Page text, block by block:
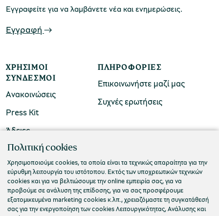
Εγγραφείτε για να λαμβάνετε νέα και ενημερώσεις.
Εγγραφή
ΧΡΉΣΙΜΟΙ
ΣΎΝΔΕΣΜΟΙ
Ανακοινώσεις
Press Kit
Άδειες
ΠΛΗΡΟΦΟΡΊΕΣ
Επικοινωνήστε μαζί μας
Συχνές ερωτήσεις
ΠΟΛΙΤΙΣΤΙΚΟ ΙΔΡΥΜΑ ΟΜΙΛΟΥ ΠΕΙΡΑΙΩΣ
Τ. 210 3256922
Ε. info@piop.gr
ΣΥΝΔΕΘΕΙΤΕ ΜΑΖΙ ΜΑΣ
Πολιτική cookies
Χρησιμοποιούμε cookies, τα οποία είναι τα τεχνικώς απαραίτητα για την
εύρυθμη λειτουργία του ιστότοπου. Εκτός των υποχρεωτικών τεχνικών
cookies και για να βελτιώσουμε την online εμπειρία σας, για να
προβούμε σε ανάλυση της επίδοσης, για να σας προσφέρουμε
εξατομικευμένα marketing cookies κ.λπ., χρειαζόμαστε τη συγκατάθεσή
σας για την ενεργοποίηση των cookies Λειτουργικότητας, Ανάλυσης και